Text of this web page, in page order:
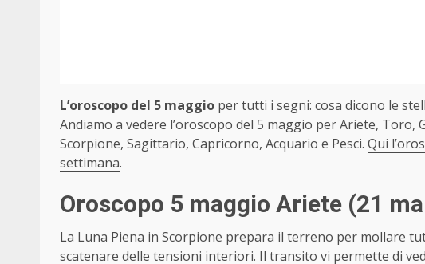
L’oroscopo del 5 maggio per tutti i segni: cosa dicono le
Andiamo a vedere l’oroscopo del 5 maggio per Ariete, Toro,
Scorpione, Sagittario, Capricorno, Acquario e Pesci. Qui
settimana.
Oroscopo 5 maggio Ariete (21
La Luna Piena in Scorpione prepara il terreno per mollare
scatenare delle tensioni interiori. Il transito vi permette di